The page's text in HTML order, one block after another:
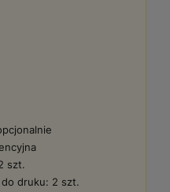
szt.
druku: 2 szt.